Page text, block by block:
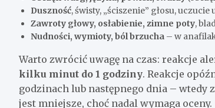
Duszność, świsty, „ściszenie” głosu,
Zawroty głowy, osłabienie, zimne poty,
Nudności, wymioty, ból brzucha – w
Warto zwrócić uwagę na czas: reakcje
kilku minut do 1 godziny. Reakcje
godzinach lub następnego dnia – wtedy
jest mniejsze, choć nadal wymaga oceny.